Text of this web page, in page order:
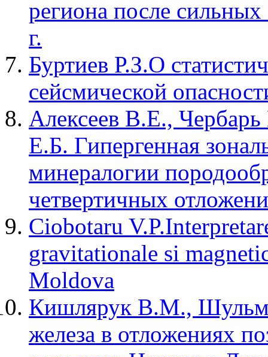
региона после
г.
Буртиев Р.З.О
сейсмической
Алексеев В.Е.,
Е.Б. Гипергенная
минералогии
четвертичных
Ciobotaru
gravitationale si
Moldova
Кишлярук В.М.,
железа в отложениях